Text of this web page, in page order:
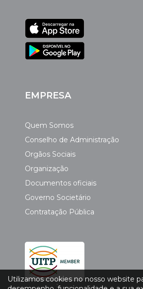
EMPRESA
Quem Somos
Conselho de Administração
Orgãos Sociais
Organização
Documentos oficiais
Governo Societário
Contratação Pública
Utilizamos cookies no nosso website